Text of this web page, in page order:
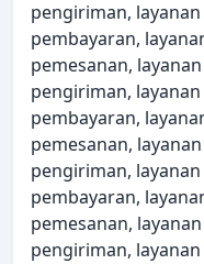
pengiriman,
pembayaran,
pemesanan,
pengiriman,
pembayaran,
pemesanan,
pengiriman,
pembayaran,
pemesanan,
pengiriman,